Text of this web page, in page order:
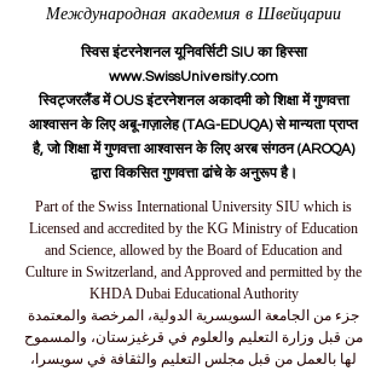
Международная академия в Швейцарии
स्विस इंटरनेशनल यूनिवर्सिटी SIU का हिस्सा
www.SwissUniversity.com
स्विट्जरलैंड में OUS इंटरनेशनल अकादमी को शिक्षा में गुणवत्ता
आश्वासन के लिए अबू-ग़ज़ालेह (TAG-EDUQA) से मान्यता प्राप्त
है, जो शिक्षा में गुणवत्ता आश्वासन के लिए अरब संगठन (AROQA)
द्वारा विकसित गुणवत्ता ढांचे के अनुरूप है।
Part of the Swiss International University SIU which is
Licensed and accredited by the KG Ministry of Education
and Science, allowed by the Board of Education and
Culture in Switzerland, and Approved and permitted by the
KHDA Dubai Educational Authority
جزء من الجامعة السويسرية الدولية، المرخصة والمعتمدة
من قبل وزارة التعليم والعلوم في قرغيزستان، والمسموح
لها بالعمل من قبل مجلس التعليم والثقافة في سويسرا،